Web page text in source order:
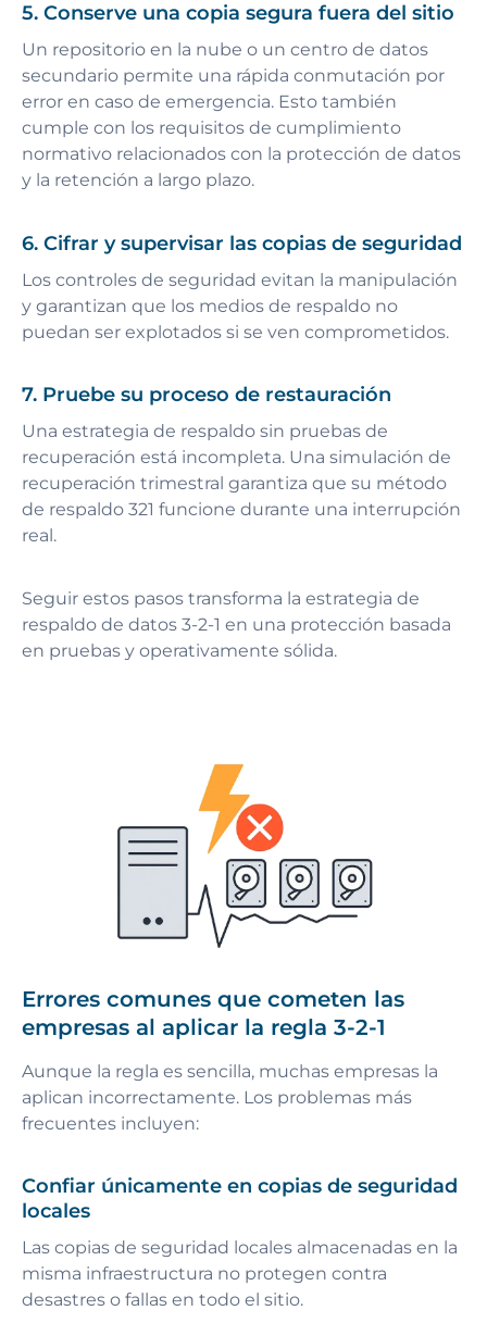
5. Conserve una copia segura fuera del sitio
Un repositorio en la nube o un centro de datos
secundario permite una rápida conmutación por
error en caso de emergencia. Esto también
cumple con los requisitos de cumplimiento
normativo relacionados con la protección de datos
y la retención a largo plazo.
6. Cifrar y supervisar las copias de seguridad
Los controles de seguridad evitan la manipulación
y garantizan que los medios de respaldo no
puedan ser explotados si se ven comprometidos.
7. Pruebe su proceso de restauración
Una estrategia de respaldo sin pruebas de
recuperación está incompleta. Una simulación de
recuperación trimestral garantiza que su método
de respaldo 321 funcione durante una interrupción
real.
Seguir estos pasos transforma la estrategia de
respaldo de datos 3-2-1 en una protección basada
en pruebas y operativamente sólida.
Errores comunes que cometen las
empresas al aplicar la regla 3-2-1
Aunque la regla es sencilla, muchas empresas la
aplican incorrectamente. Los problemas más
frecuentes incluyen:
Confiar únicamente en copias de seguridad
locales
Las copias de seguridad locales almacenadas en la
misma infraestructura no protegen contra
desastres o fallas en todo el sitio.